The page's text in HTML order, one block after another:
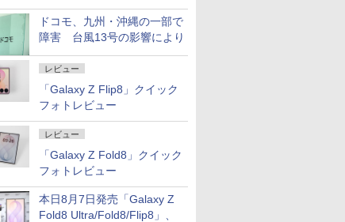
ドコモ、九州・沖縄の一部で
障害 台風13号の影響により
レビュー
「Galaxy Z Flip8」クイック
フォトレビュー
レビュー
「Galaxy Z Fold8」クイック
フォトレビュー
本日8月7日発売「Galaxy Z
Fold8 Ultra/Fold8/Flip8」、